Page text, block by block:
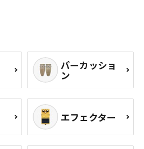
パーカッショ
ン
エフェクター